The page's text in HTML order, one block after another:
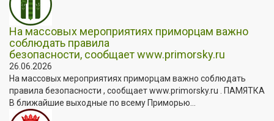
На массовых мероприятиях приморцам важно
соблюдать правила
безопасности, сообщает www.primorsky.ru
26.06.2026
На массовых мероприятиях приморцам важно соблюдать
правила безопасности , сообщает www.primorsky.ru . ПАМЯТКА
В ближайшие выходные по всему Приморью...